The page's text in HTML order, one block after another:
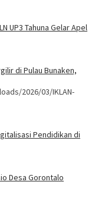
UP3 Tahuna Gelar Apel
di Pulau Bunaken,
2026/03/IKLAN-
Pendidikan di
Desa Gorontalo